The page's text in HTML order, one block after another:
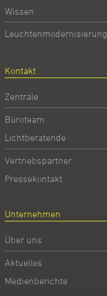
Wissen
Leuchtenmodernisierung
Kontakt
Zentrale
Büroteam
Lichtberatende
Vertriebspartner
Pressekontakt
Unternehmen
Über uns
Aktuelles
Medienberichte